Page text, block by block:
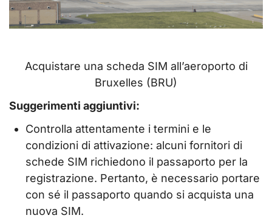
Acquistare una scheda SIM all’aeroporto di
Bruxelles (BRU)
Suggerimenti aggiuntivi:
Controlla attentamente i termini e le
condizioni di attivazione: alcuni fornitori di
schede SIM richiedono il passaporto per la
registrazione. Pertanto, è necessario portare
con sé il passaporto quando si acquista una
nuova SIM.